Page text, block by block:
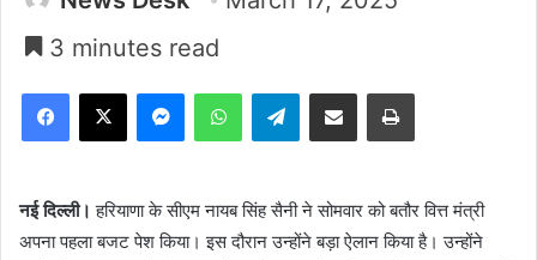
3 minutes read
Facebook
X MessengerWhatsAppTelegramShare via Email Print
नई दिल्ली। हरियाणा के सीएम नायब सिंह सैनी ने सोमवार को बतौर वित्त मंत्री
अपना पहला बजट पेश किया। इस दौरान उन्होंने बड़ा ऐलान किया है। उन्होंने